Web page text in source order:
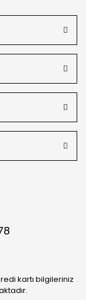
işlemeleri, her
bir titizlikle
modasına
kartı bilgileriniz